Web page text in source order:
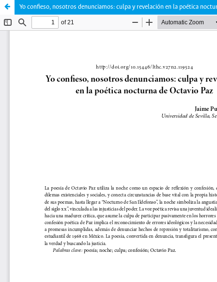
Yo confieso, nosotros denunciamos: culpa y revelación en la poética